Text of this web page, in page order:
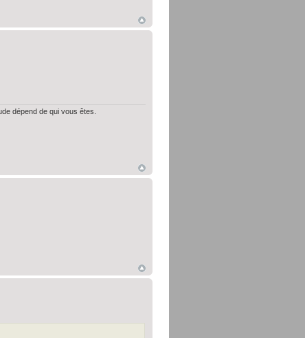
dépend de qui vous êtes.